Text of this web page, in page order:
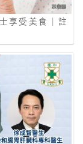
享受美食｜註